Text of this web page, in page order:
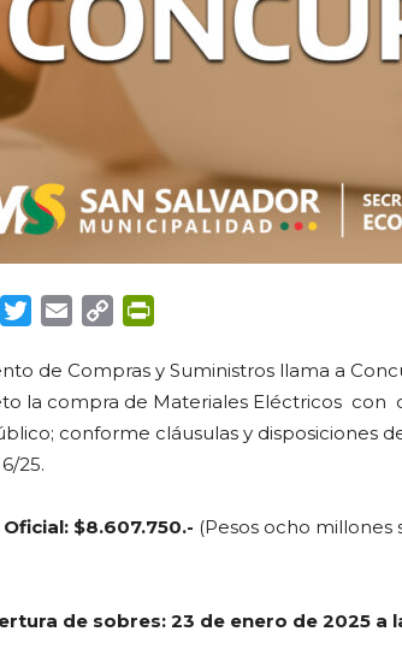
FacebookTwitterEmail Copy
de Compras y Suministros llama a
la compra de Materiales Eléctricos con
conforme cláusulas y disposiciones
25.
$8.607.750.- (Pesos ocho millones
de sobres: 23 de enero de 2025 a